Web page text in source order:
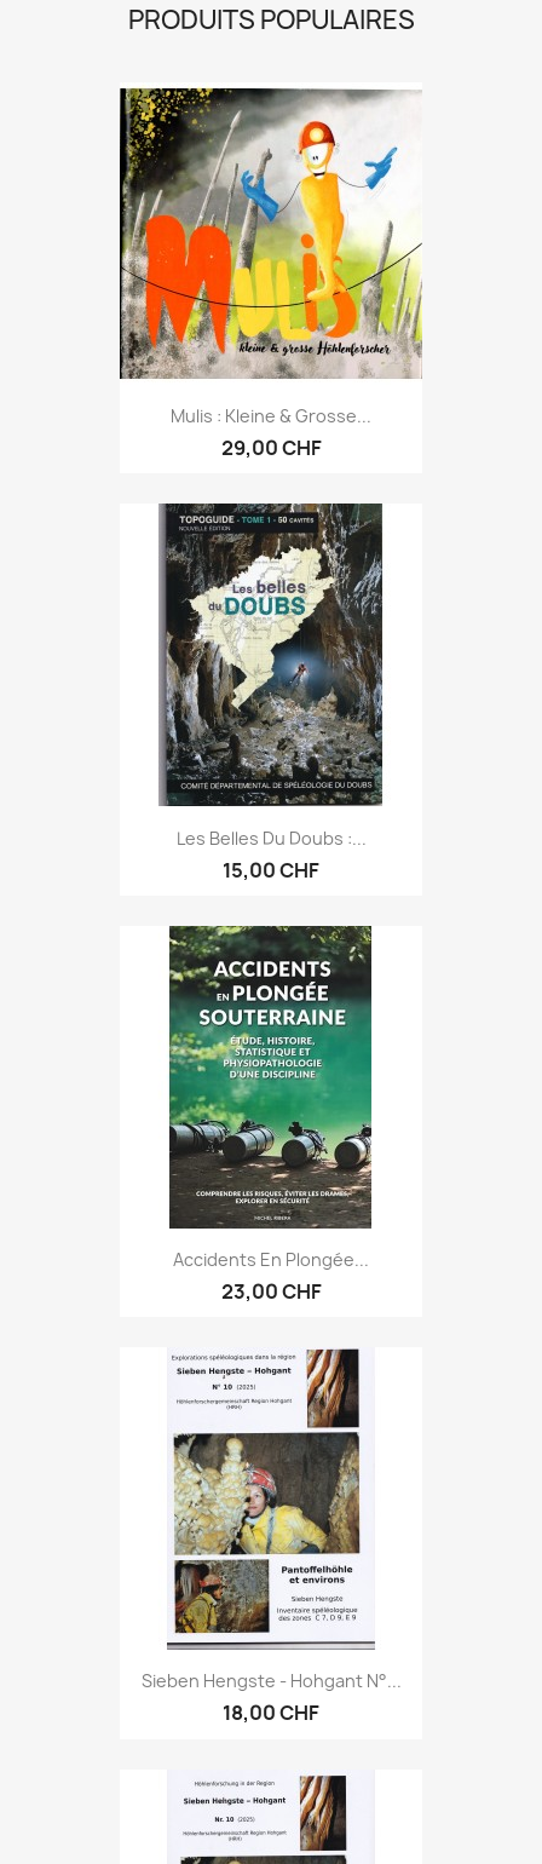
PRODUITS POPULAIRES
Mulis : Kleine & Grosse...
29,00 CHF
Les Belles Du Doubs :...
15,00 CHF
Accidents En Plongée...
23,00 CHF
Sieben Hengste - Hohgant N°...
18,00 CHF